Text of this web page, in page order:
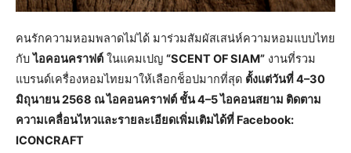
คนรักความหอมพลาดไม่ได้ มาร่วมสัมผัสเสน่ห์ความหอมแบบไทย
กับไอคอนคราฟต์ ในแคมเปญ “SCENT OF SIAM” งานที่รวม
แบรนด์เครื่องหอมไทยมาให้เลือกช็อปมากที่สุด ตั้งแต่วันที่4–30
มิถุนายน 2568 ณ ไอคอนคราฟต์ ชั้น 4–5 ไอคอนสยาม ติดตาม
ความเคลื่อนไหวและรายละเอียดเพิ่มเติมได้ที่ Facebook:
ICONCRAFT